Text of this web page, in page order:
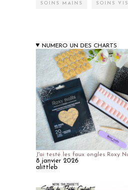
SOINS MAINS SOINS
NUMERO UN DES CHARTS
J'ai testé les faux ongles Roxy
8 janvier 2026
alittleb